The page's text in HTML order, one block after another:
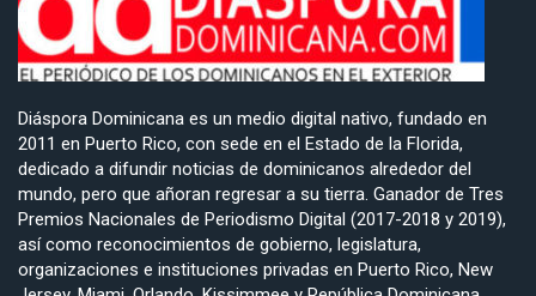
Diáspora Dominicana es un medio digital nativo, fundado en
2011 en Puerto Rico, con sede en el Estado de la Florida,
dedicado a difundir noticias de dominicanos alrededor del
mundo, pero que añoran regresar a su tierra. Ganador de Tres
Premios Nacionales de Periodismo Digital (2017-2018 y 2019),
así como reconocimientos de gobierno, legislatura,
organizaciones e instituciones privadas en Puerto Rico, New